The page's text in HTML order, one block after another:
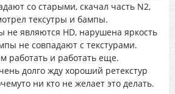
со старыми, скачал часть N2,
тексутры и бампы.
не являются HD, нарушена яркость
не совпадают с текстурами.
работать и работать еще.
долго жду хороший ретекстур
ни кто не желает это делать.